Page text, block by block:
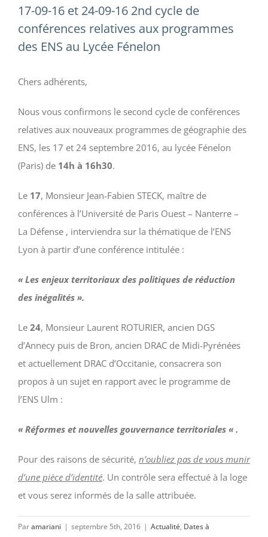
17-09-16 et 24-09-16 2nd cycle de
conférences relatives aux programmes
des ENS au Lycée Fénelon
Chers adhérents,
Nous vous confirmons le second cycle de conférences
relatives aux nouveaux programmes de géographie des
ENS, les 17 et 24 septembre 2016, au lycée Fénelon
(Paris) de 14h à 16h30.
Le 17, Monsieur Jean-Fabien STECK, maître de
conférences à l’Université de Paris Ouest – Nanterre –
La Défense , interviendra sur la thématique de l’ENS
Lyon à partir d’une conférence intitulée :
« Les enjeux territoriaux des politiques de réduction
des inégalités ».
Le 24, Monsieur Laurent ROTURIER, ancien DGS
d’Annecy puis de Bron, ancien DRAC de Midi-Pyrénées
et actuellement DRAC d’Occitanie, consacrera son
propos à un sujet en rapport avec le programme de
l’ENS Ulm :
« Réformes et nouvelles gouvernance territoriales « .
Pour des raisons de sécurité, n’oubliez pas de vous munir
d’une pièce d’identité. Un contrôle sera effectué à la loge
et vous serez informés de la salle attribuée.
Paramariani | septembre 5th, 2016 | Actualité, Dates à